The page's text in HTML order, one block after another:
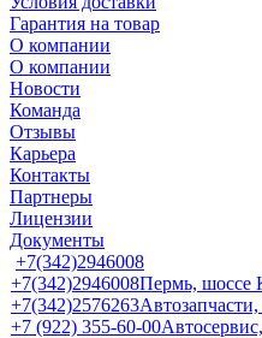
Гарантия на товар
О компании
О компании
Новости
Команда
Отзывы
Карьера
Контакты
Партнеры
Лицензии
Документы
+7(342)2946008
+7(342)2946008Пермь, шоссе
+7(342)2576263
+7 (922) 355-60-00